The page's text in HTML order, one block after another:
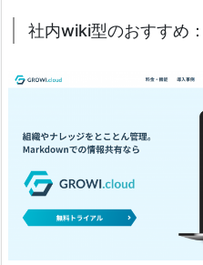
社内wiki型のおすすめ